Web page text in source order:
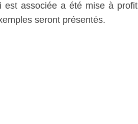
est associée a été mise à profit
seront présentés.